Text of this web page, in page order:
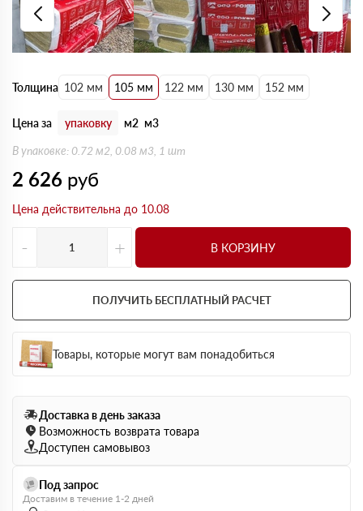
Толщина 102 мм 105 мм 122 мм 130 мм 152 мм
Цена за упаковку м2 м3
В упаковке: 0.72 м2, 0.08 м3, 1 шт
2 626 руб
Цена действительна до 10.08
- + В КОРЗИНУ
ПОЛУЧИТЬ БЕСПЛАТНЫЙ РАСЧЕТ
Товары, которые могут вам понадобиться
Доставка в день заказа
Возможность возврата товара
Доступен самовывоз
Под запрос
Доставим в течение 1-2 дней